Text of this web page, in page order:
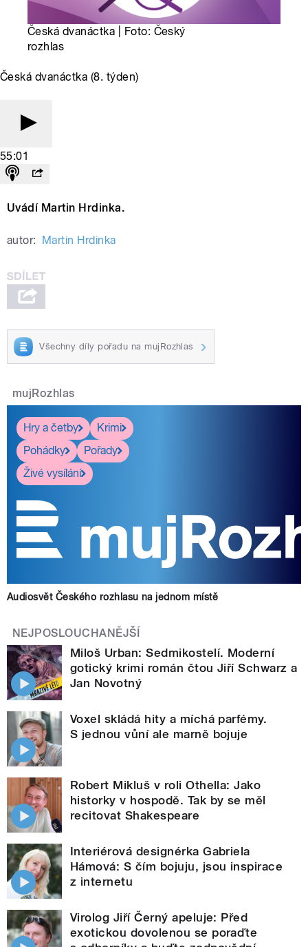
Česká dvanáctka | Foto: Český
rozhlas
Česká dvanáctka (8. týden)
55:01
Uvádí Martin Hrdinka.
autor: Martin Hrdinka
Všechny díly pořadu na mujRozhlas
mujRozhlas
Hry a četby
Krimi
Pohádky
Pořady
Živé vysílání
Audiosvět Českého rozhlasu na jednom místě
NEJPOSLOUCHANĚJŠÍ
Miloš Urban: Sedmikostelí. Moderní
gotický krimi román čtou Jiří Schwarz a
Jan Novotný
Voxel skládá hity a míchá parfémy.
S jednou vůní ale marně bojuje
Robert Mikluš v roli Othella: Jako
historky v hospodě. Tak by se měl
recitovat Shakespeare
Interiérová designérka Gabriela
Hámová: S čím bojuju, jsou inspirace
z internetu
Virolog Jiří Černý apeluje: Před
exotickou dovolenou se poraďte